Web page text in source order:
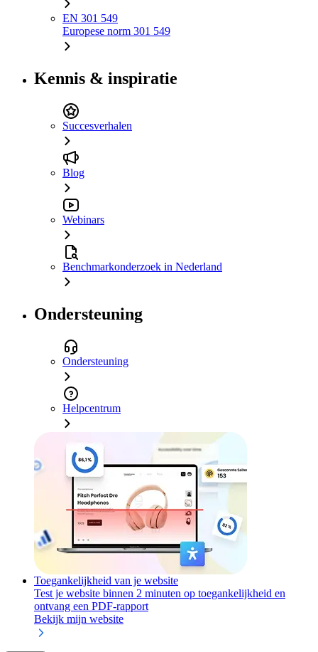
EN 301 549
Europese norm 301 549
Kennis & inspiratie
Succesverhalen
Blog
Webinars
Benchmarkonderzoek in Nederland
Ondersteuning
Ondersteuning
Helpcentrum
Toegankelijkheid van je website
Test je website binnen 2 minuten op toegankelijkheid en
ontvang een PDF-rapport
Bekijk mijn website